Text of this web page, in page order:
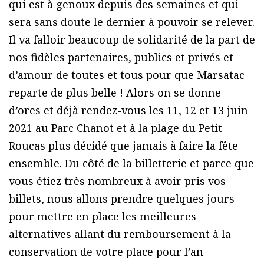
qui est à genoux depuis des semaines et qui
sera sans doute le dernier à pouvoir se relever.
Il va falloir beaucoup de solidarité de la part de
nos fidèles partenaires, publics et privés et
d’amour de toutes et tous pour que Marsatac
reparte de plus belle ! Alors on se donne
d’ores et déjà rendez-vous les 11, 12 et 13 juin
2021 au Parc Chanot et à la plage du Petit
Roucas plus décidé que jamais à faire la fête
ensemble. Du côté de la billetterie et parce que
vous étiez très nombreux à avoir pris vos
billets, nous allons prendre quelques jours
pour mettre en place les meilleures
alternatives allant du remboursement à la
conservation de votre place pour l’an